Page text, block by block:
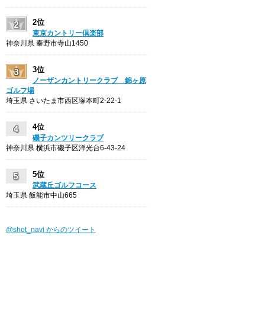
2位
東京カントリー倶楽部
神奈川県 秦野市寺山1450
3位
ノーザンカントリークラブ 錦ヶ原
ゴルフ場
埼玉県 さいたま市西区塚本町2-22-1
4位
磯子カンツリークラブ
神奈川県 横浜市磯子区洋光台6-43-24
5位
武蔵丘ゴルフコース
埼玉県 飯能市中山665
@shot_navi からのツイート